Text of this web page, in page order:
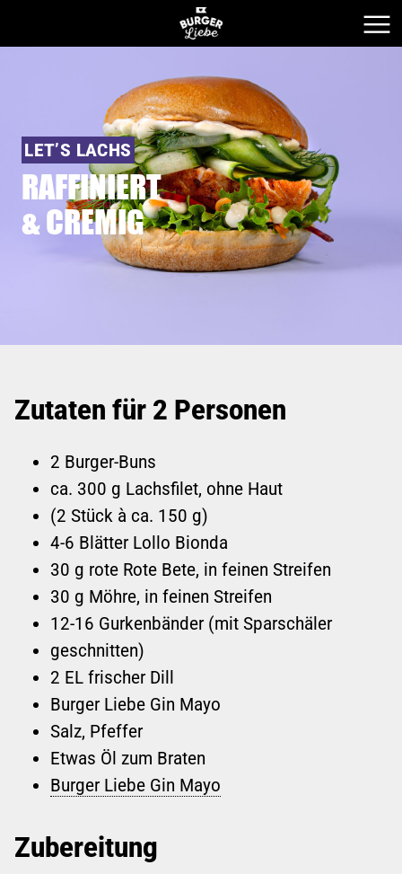
LET’S LACHS
RAFFINIERT
& CREMIG
Zutaten für 2 Personen
2 Burger-Buns
ca. 300 g Lachsfilet, ohne Haut
(2 Stück à ca. 150 g)
4-6 Blätter Lollo Bionda
30 g rote Rote Bete, in feinen Streifen
30 g Möhre, in feinen Streifen
12-16 Gurkenbänder (mit Sparschäler
geschnitten)
2 EL frischer Dill
Burger Liebe Gin Mayo
Salz, Pfeffer
Etwas Öl zum Braten
Burger Liebe Gin Mayo
Zubereitung